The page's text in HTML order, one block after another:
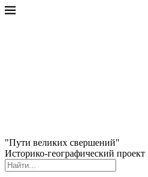
"Пути великих свершений"
Историко-географический проект